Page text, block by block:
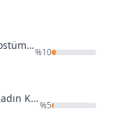
Büstiyerli Askılı Fantezi Kadın Kostüm NightLight 3726
%10
Merry See Fantezi Ekose Etekli Kadın Kostümü
%5